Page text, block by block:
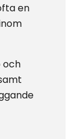
en
och